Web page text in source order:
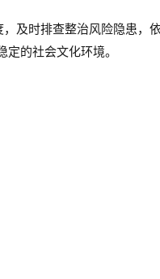
及时排查整治风险隐患，
定的社会文化环境。